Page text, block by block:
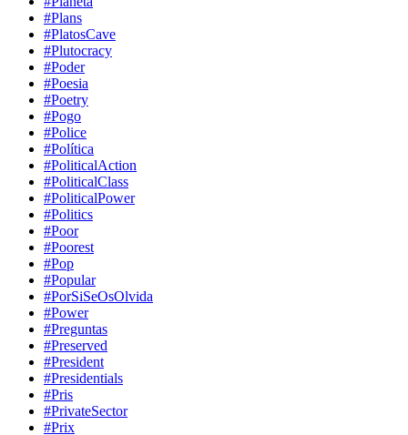
#Plans
#PlatosCave
#Plutocracy
#Poder
#Poesia
#Poetry
#Pogo
#Police
#Política
#PoliticalAction
#PoliticalClass
#PoliticalPower
#Politics
#Poor
#Poorest
#Pop
#Popular
#PorSiSeOsOlvida
#Power
#Preguntas
#Preserved
#President
#Presidentials
#Pris
#PrivateSector
#Prix